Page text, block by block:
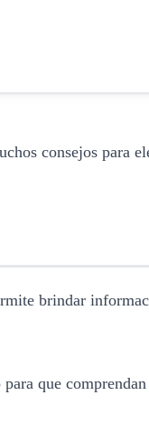
consejos para
brindar
que